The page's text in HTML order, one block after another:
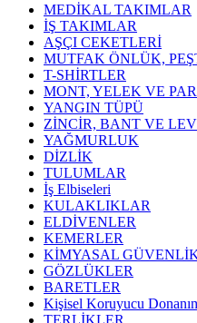
MEDİKAL TAKIMLAR
İŞ TAKIMLAR
AŞÇI CEKETLERİ
MUTFAK ÖNLÜK,
T-SHİRTLER
MONT, YELEK VE
YANGIN TÜPÜ
ZİNCİR, BANT VE
YAĞMURLUK
DİZLİK
TULUMLAR
İş Elbiseleri
KULAKLIKLAR
ELDİVENLER
KEMERLER
KİMYASAL
GÖZLÜKLER
BARETLER
Kişisel Koruyucu
TERLİKLER